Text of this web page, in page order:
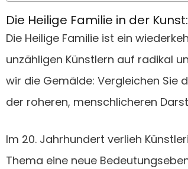
Die Heilige Familie in der
Die Heilige Familie ist ein
unzähligen Künstlern auf radikal
wir die Gemälde: Vergleichen Sie
der roheren, menschlicheren
Im 20. Jahrhundert verlieh
Thema eine neue